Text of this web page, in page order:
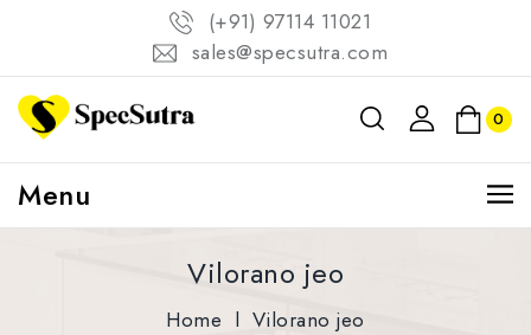
(+91) 97114 11021
sales@specsutra.com
0
Menu
Vilorano jeo
Home l Vilorano jeo